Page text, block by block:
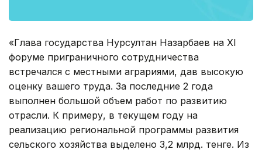
«Глава государства Нурсултан Назарбаев на ХI
форуме приграничного сотрудничества
встречался с местными аграриями, дав высокую
оценку вашего труда. За последние 2 года
выполнен большой объем работ по развитию
отрасли. К примеру, в текущем году на
реализацию региональной программы развития
сельского хозяйства выделено 3,2 млрд. тенге. Из